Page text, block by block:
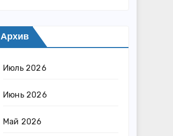
Архив
Июль 2026
Июнь 2026
Май 2026